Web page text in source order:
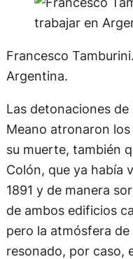
Francesco
Argentina.
Las detonaciones
Meano atronaron
su muerte, también
Colón, que ya había
1891 y de manera
de ambos edificios
pero la atmósfera
resonado, por caso,